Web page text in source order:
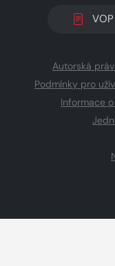
VOP
Autorská
Podmínky pro
Informace